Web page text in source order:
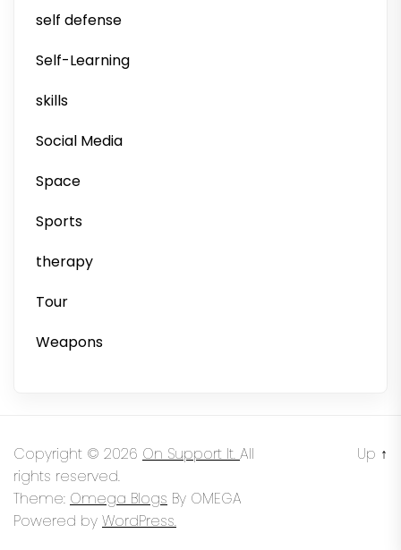
self defense
Self-Learning
skills
Social Media
Space
Sports
therapy
Tour
Weapons
Copyright © 2026 On Support It. All
rights reserved.
Theme: Omega Blogs By OMEGA
Powered by WordPress.
Up ↑